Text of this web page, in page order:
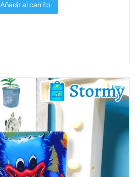
Añadir al carrito